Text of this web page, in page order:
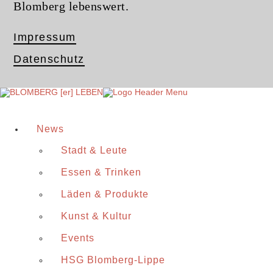
Blomberg lebenswert.
Impressum
Datenschutz
News
Stadt & Leute
Essen & Trinken
Läden & Produkte
Kunst & Kultur
Events
HSG Blomberg-Lippe